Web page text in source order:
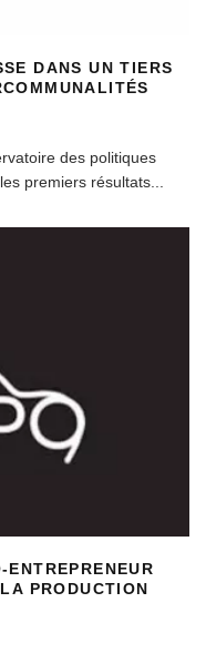
DANS UN TIERS
des politiques
premiers résultats
ENTREPRENEUR
PRODUCTION